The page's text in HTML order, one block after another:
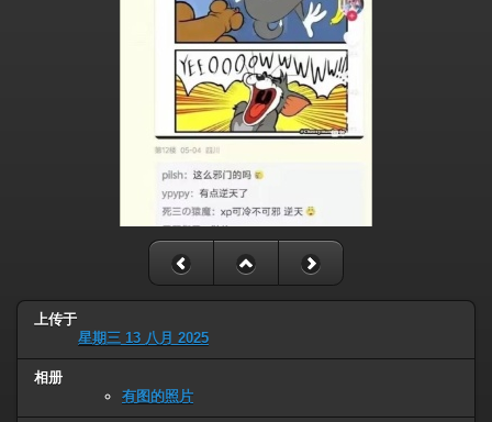
上传于
星期三 13 八月 2025
相册
有图的照片